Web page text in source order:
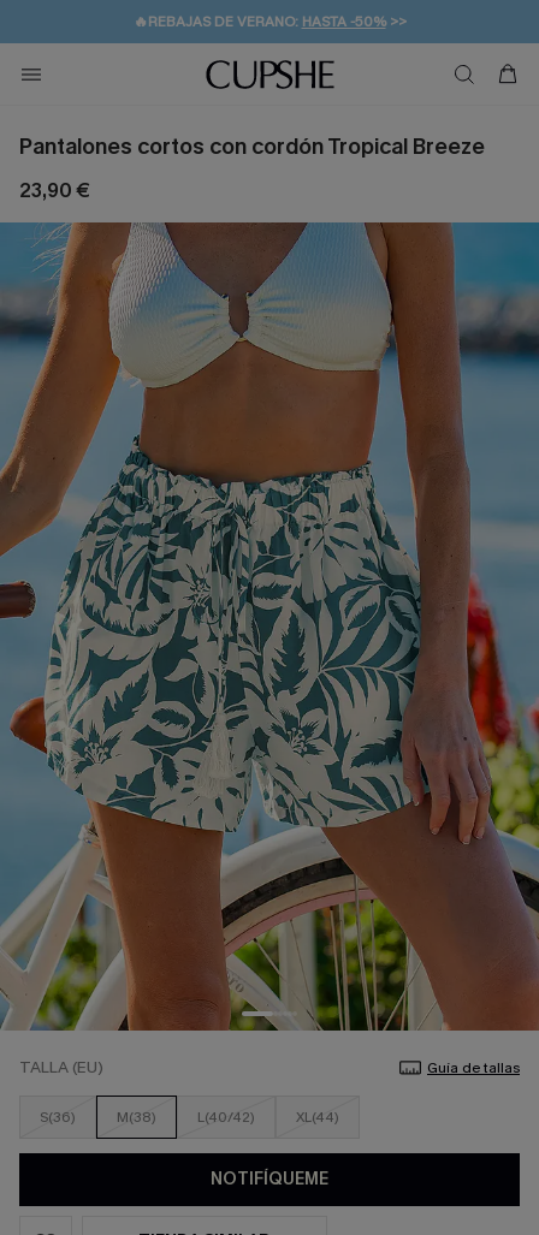
👒PROMOCIÓN DE VERANO:-10% EN 2 VESTIDOS
💌¡SUSCRIBIRSE & GANAR -10% EXTRA!
🚚ENVÍO GRATUITO A PARTIR DE 49 € >>
Pantalones cortos con cordón Tropical Breeze
23,90 €
TALLA (EU) Guía de tallas
S(36) M(38) L(40/42) XL(44)
NOTIFÍQUEME